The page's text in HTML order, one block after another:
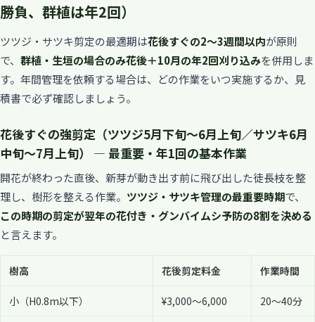
勝負、群植は年2回）
ツツジ・サツキ剪定の最適期は花後すぐの2〜3週間以内が原則
で、 群植・生垣の場合のみ花後＋10月の年2回刈り込みを併用しま
す。年間管理を依頼する場合は、どの作業をいつ実施するか、見
積書で必ず確認しましょう。
花後すぐの強剪定（ツツジ5月下旬〜6月上旬／サツキ6月
中旬〜7月上旬） — 最重要・年1回の基本作業
開花が終わった直後、新芽が動き出す前に飛び出した徒長枝を整
理し、樹形を整える作業。 ツツジ・サツキ管理の最重要時期で、
この時期の剪定が翌年の花付き・グンバイムシ予防の8割を決める
と言えます。
樹高 花後剪定料金 作業時間
小（H0.8m以下） ¥3,000〜6,000 20〜40分